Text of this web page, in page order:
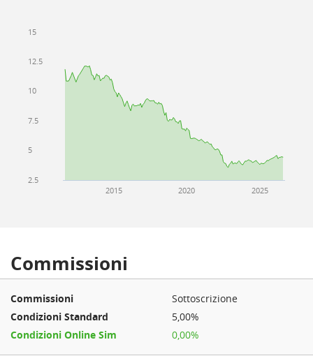
2015 2020 2025
2.5
5
7.5
10
12.5
15
Commissioni
Sottoscrizione
5,00%
0,00%